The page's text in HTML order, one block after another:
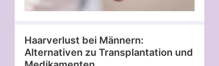
Haarverlust bei Männern:
Alternativen zu Transplantation und